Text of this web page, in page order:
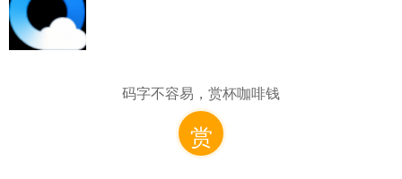
码字不容易，赏杯咖啡钱
赏